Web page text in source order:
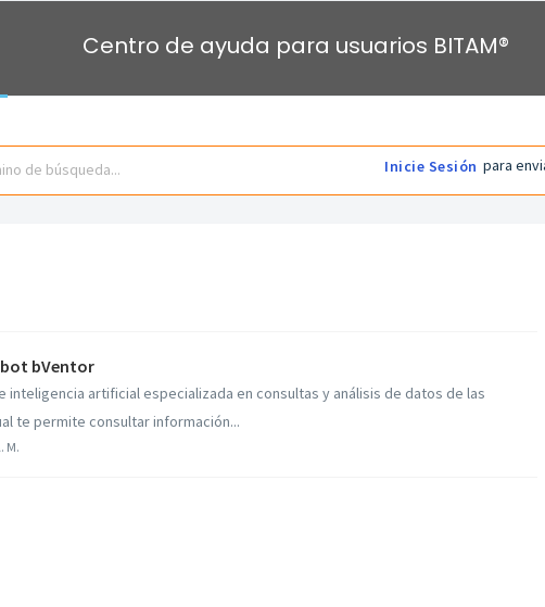
Centro de ayuda para usuarios BITAM®
Inicie Sesión para
bVentor
inteligencia artificial especializada en consultas y análisis de datos de las
te permite consultar información...
M.